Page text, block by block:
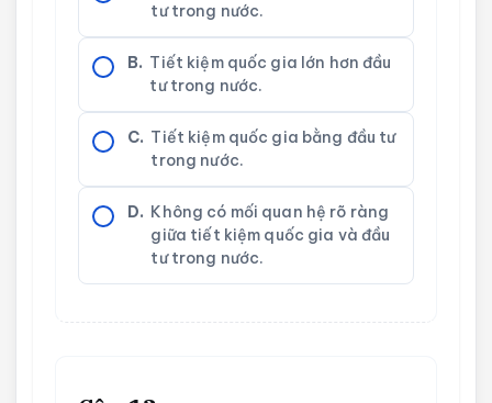
tư trong nước.
B. Tiết kiệm quốc gia lớn hơn đầu
tư trong nước.
C. Tiết kiệm quốc gia bằng đầu tư
trong nước.
D. Không có mối quan hệ rõ ràng
giữa tiết kiệm quốc gia và đầu
tư trong nước.